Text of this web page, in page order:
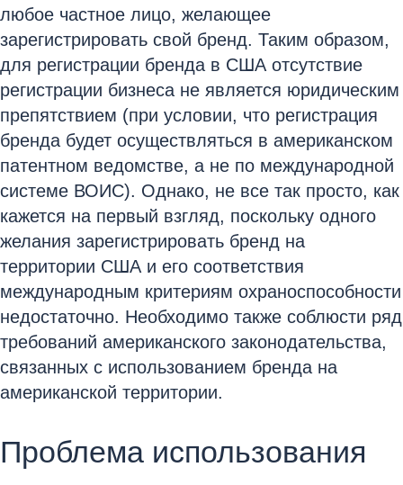
любое частное лицо, желающее
зарегистрировать свой бренд. Таким образом,
для регистрации бренда в США отсутствие
регистрации бизнеса не является юридическим
препятствием (при условии, что регистрация
бренда будет осуществляться в американском
патентном ведомстве, а не по международной
системе ВОИС). Однако, не все так просто, как
кажется на первый взгляд, поскольку одного
желания зарегистрировать бренд на
территории США и его соответствия
международным критериям охраноспособности
недостаточно. Необходимо также соблюсти ряд
требований американского законодательства,
связанных с использованием бренда на
американской территории.
Проблема использования